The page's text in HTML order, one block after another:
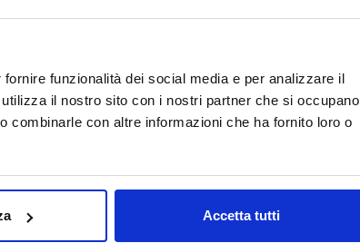
funzionalità dei social media e per analizzare il
il nostro sito con i nostri partner che si occupano
combinarle con altre informazioni che ha fornito loro o
Accetta tutti